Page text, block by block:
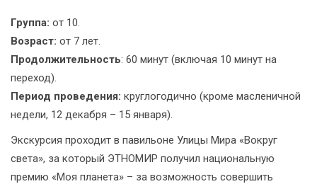
Группа: от 10.
Возраст: от 7 лет.
Продолжительность: 60 минут (включая 10 минут на
переход).
Период проведения: круглогодично (кроме масленичной
недели, 12 декабря – 15 января).
Экскурсия проходит в павильоне Улицы Мира «Вокруг
света», за который ЭТНОМИР получил национальную
премию «Моя планета» – за возможность совершить